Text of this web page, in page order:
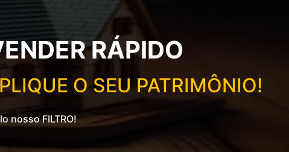
RÁPIDO
O SEU PATRIMÔNIO!
nosso FILTRO!